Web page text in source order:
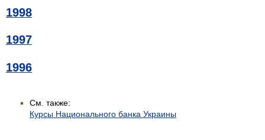
1998
1997
1996
См. также:
Курсы Национального банка Украины